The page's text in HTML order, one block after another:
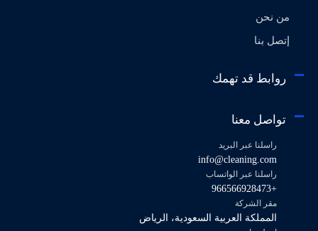
من نحن
إتصل بنا
روابط قد تهمك
تواصل معنا
راسلنا عبر البريد
info@cleaning.com
راسلنا عبر الواتساب
+966566928473
مقر الشركة
المملكة العربية السعودية، الرياض